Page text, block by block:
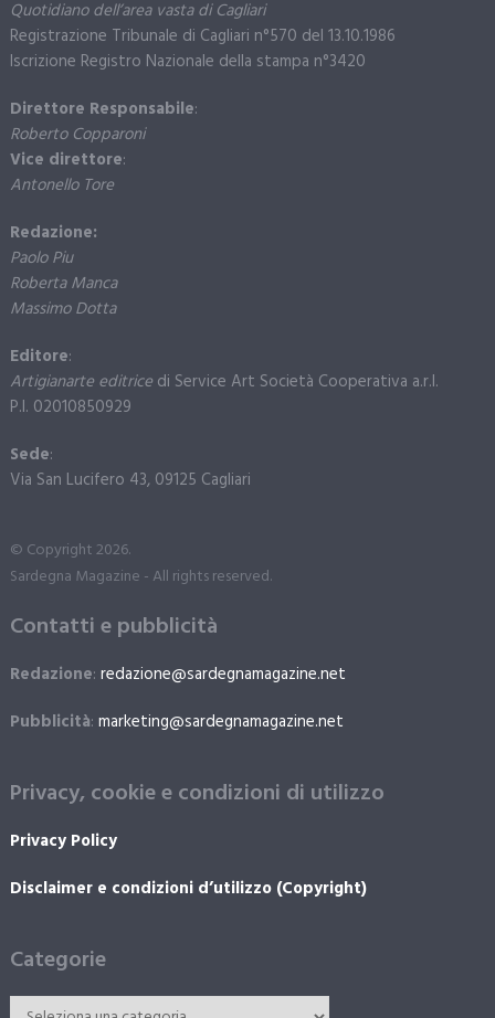
Quotidiano dell’area vasta di Cagliari
Registrazione Tribunale di Cagliari n°570 del 13.10.1986
Iscrizione Registro Nazionale della stampa n°3420
Direttore Responsabile:
Roberto Copparoni
Vice direttore:
Antonello Tore
Redazione:
Paolo Piu
Roberta Manca
Massimo Dotta
Editore:
Artigianarte editricedi Service Art Società Cooperativa a.r.l.
P.I. 02010850929
Sede:
Via San Lucifero 43, 09125 Cagliari
© Copyright 2026.
Sardegna Magazine - All rights reserved.
Contatti e pubblicità
Redazione: redazione@sardegnamagazine.net
Pubblicità: marketing@sardegnamagazine.net
Privacy, cookie e condizioni di utilizzo
Privacy Policy
Disclaimer e condizioni d’utilizzo (Copyright)
Categorie